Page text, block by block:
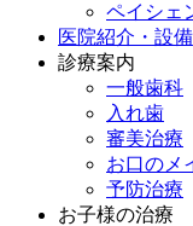
ペイシェ
医院紹介・設備
診療案内
一般歯科
入れ歯
審美治療
お口のメ
予防治療
お子様の治療